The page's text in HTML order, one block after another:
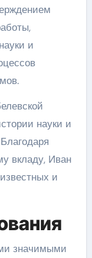
и
науки и
вкладу, Иван
и
значимыми